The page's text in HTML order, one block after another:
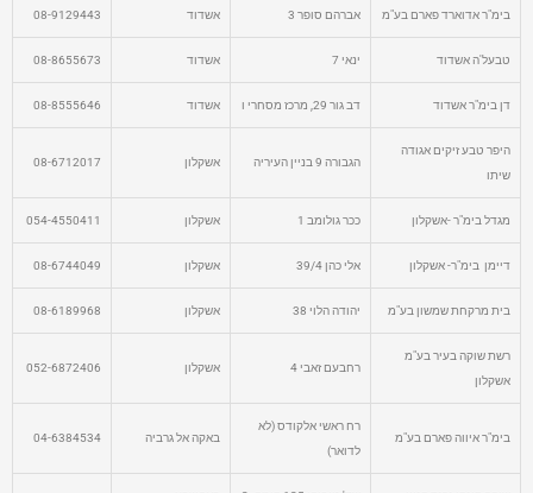
בימ"ר אדוארד פארם בע"מ אברהם סופר 3 אשדוד 08-9129443
טבעל'ה אשדוד ינאי 7 אשדוד 08-8655673
דן בימ"ר אשדוד דב גור 29, מרכז מסחרי ו אשדוד 08-8555646
היפר טבע זיקים אגודה
שיתו
הגבורה 9 בניין העיריה אשקלון 08-6712017
מגדל בימ"ר -אשקלון ככר גולומב 1 אשקלון 054-4550411
דיימן בימ"ר- אשקלון אלי כהן 39/4 אשקלון 08-6744049
בית מרקחת שמשון בע"מ יהודה הלוי 38 אשקלון 08-6189968
רשת שוקה בעיר בע"מ
אשקלון
רחבעם זאבי 4 אשקלון 052-6872406
בימ"ר איווה פארם בע"מ
רח ראשי אלקודס (לא
לדואר)
באקה אל גרביה 04-6384534